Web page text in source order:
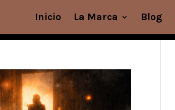
Inicio La Marca Blog